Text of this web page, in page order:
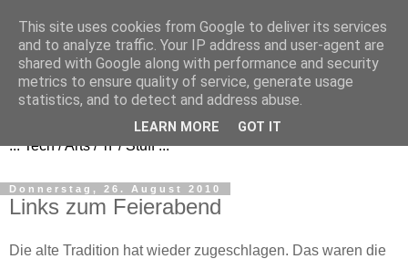
FezBook
... Tech / Arts / 'n' / Stuff ...
Donnerstag, 26. August 2010
Links zum Feierabend
Die alte Tradition hat wieder zugeschlagen. Das waren die
This site uses cookies from Google to deliver its services
and to analyze traffic. Your IP address and user-agent are
shared with Google along with performance and security
metrics to ensure quality of service, generate usage
statistics, and to detect and address abuse.
LEARN MORE GOT IT